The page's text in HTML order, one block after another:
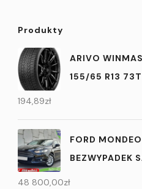
Produkty
ARIVO
155/65 R13 73T
194,89zł
FORD
BEZWYPADEK
48 800,00zł